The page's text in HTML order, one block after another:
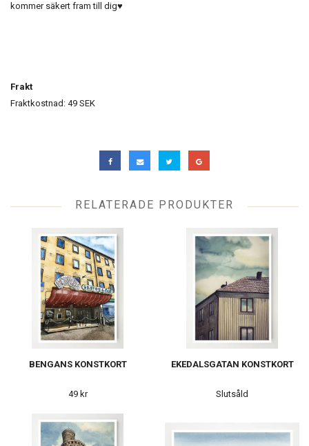
kommer säkert fram till dig♥︎
Frakt
Fraktkostnad: 49 SEK
RELATERADE PRODUKTER
BENGANS KONSTKORT
49 kr
EKEDALSGATAN KONSTKORT
Slutsåld